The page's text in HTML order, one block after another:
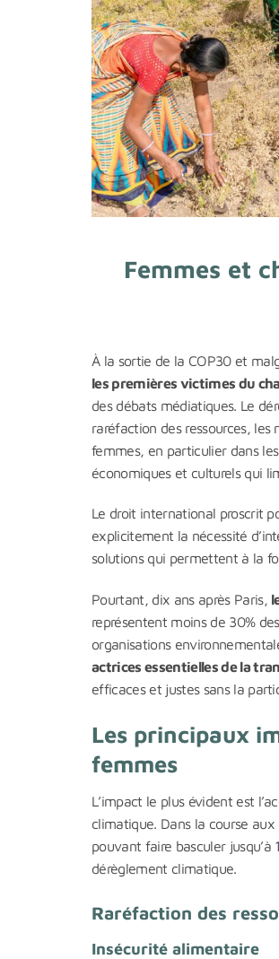
Femmes et
À la sortie de la COP30 et
les premières victimes du
des débats médiatiques. Le
raréfaction des ressources,
femmes, en particulier dans
économiques et culturels qui
Le droit international proscrit
explicitement la nécessité
solutions qui permettent à la
Pourtant, dix ans après Paris,
représentent moins de 30%
organisations
actrices essentielles de la
efficaces et justes sans la
Les principaux
femmes
L’impact le plus évident est
climatique. Dans la course
pouvant faire basculer jusqu’à
dérèglement climatique.
Raréfaction des
Insécurité alimentaire